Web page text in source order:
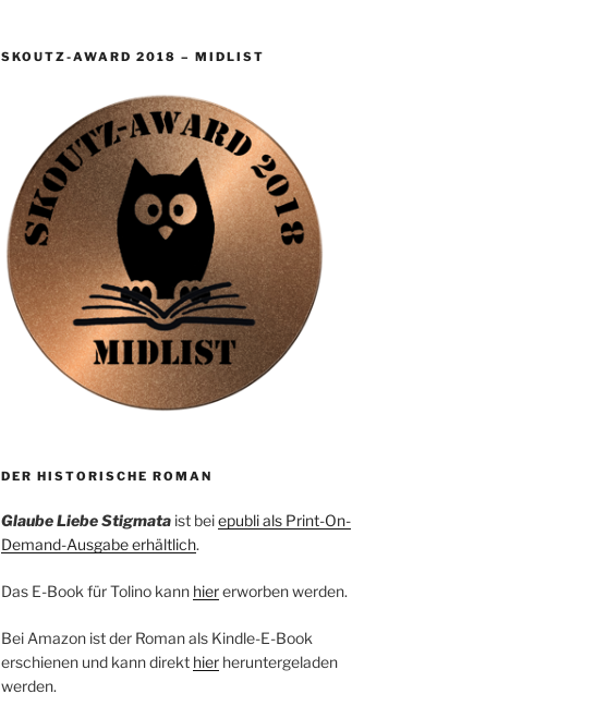
SKOUTZ-AWARD 2018 – MIDLIST
DER HISTORISCHE ROMAN
Glaube Liebe Stigmataist beiepubli als Print-On-
Demand-Ausgabe erhältlich.
Das E-Book für Tolino kann hiererworben werden.
Bei Amazon ist der Roman als Kindle-E-Book
erschienen und kann direkt hierheruntergeladen
werden.